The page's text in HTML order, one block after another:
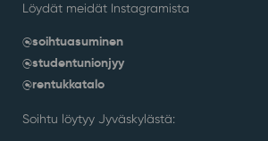
Löydät meidät Instagramista
@soihtuasuminen
@studentunionjyy
@rentukkatalo
Soihtu löytyy Jyväskylästä: